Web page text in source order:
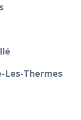
Les-Thermes